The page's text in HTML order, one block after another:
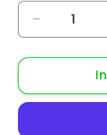
Verringere
die
Menge
Panasonic